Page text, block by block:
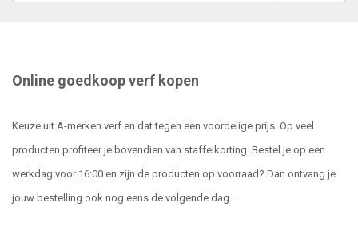
Online goedkoop verf kopen
Keuze uit A-merken verf en dat tegen een voordelige prijs. Op veel
producten profiteer je bovendien van staffelkorting. Bestel je op een
werkdag voor 16:00 en zijn de producten op voorraad? Dan ontvang je
jouw bestelling ook nog eens de volgende dag.